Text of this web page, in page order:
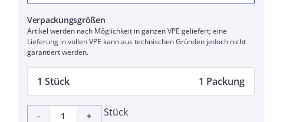
Verpackungsgrößen
Artikel werden nach Möglichkeit in ganzen VPE geliefert; eine
Lieferung in vollen VPE kann aus technischen Gründen jedoch nicht
garantiert werden.
1 Stück 1 Packung
- + Stück